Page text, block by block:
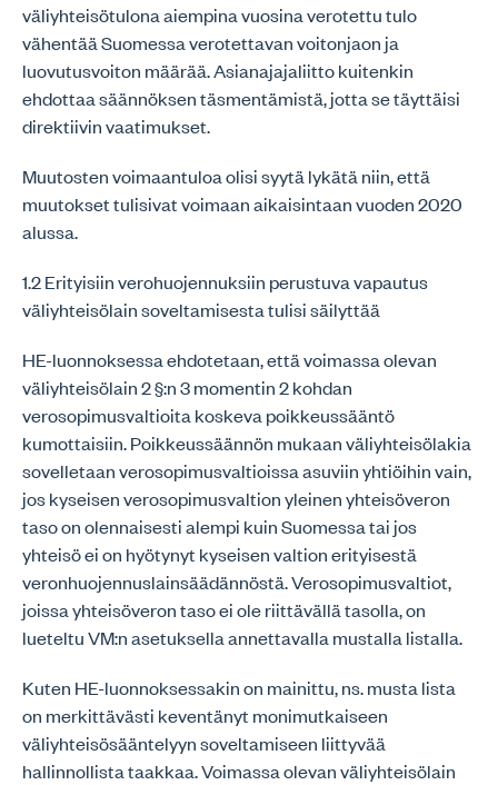
väliyhteisötulona aiempina vuosina verotettu tulo
vähentää Suomessa verotettavan voitonjaon ja
luovutusvoiton määrää. Asianajajaliitto kuitenkin
ehdottaa säännöksen täsmentämistä, jotta se täyttäisi
direktiivin vaatimukset.
Muutosten voimaantuloa olisi syytä lykätä niin, että
muutokset tulisivat voimaan aikaisintaan vuoden 2020
alussa.
1.2 Erityisiin verohuojennuksiin perustuva vapautus
väliyhteisölain soveltamisesta tulisi säilyttää
HE-luonnoksessa ehdotetaan, että voimassa olevan
väliyhteisölain 2 §:n 3 momentin 2 kohdan
verosopimusvaltioita koskeva poikkeussääntö
kumottaisiin. Poikkeussäännön mukaan väliyhteisölakia
sovelletaan verosopimusvaltioissa asuviin yhtiöihin vain,
jos kyseisen verosopimusvaltion yleinen yhteisöveron
taso on olennaisesti alempi kuin Suomessa tai jos
yhteisö ei on hyötynyt kyseisen valtion erityisestä
veronhuojennuslainsäädännöstä. Verosopimusvaltiot,
joissa yhteisöveron taso ei ole riittävällä tasolla, on
lueteltu VM:n asetuksella annettavalla mustalla listalla.
Kuten HE-luonnoksessakin on mainittu, ns. musta lista
on merkittävästi keventänyt monimutkaiseen
väliyhteisösääntelyyn soveltamiseen liittyvää
hallinnollista taakkaa. Voimassa olevan väliyhteisölain